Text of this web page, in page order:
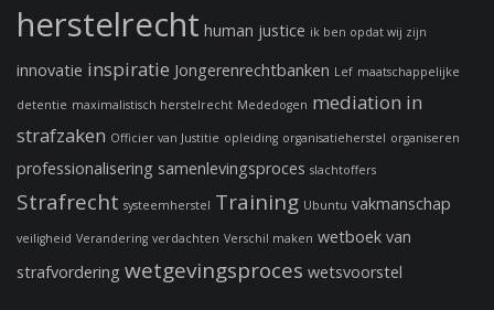
herstelrecht human justice ik ben opdat wij zijn
innovatie inspiratie Jongerenrechtbanken Lef maatschappelijke
detentie maximalistisch herstelrecht Mededogen mediation in
strafzaken Officier van Justitie opleiding organisatieherstel organiseren
professionalisering samenlevingsproces slachtoffers
Strafrecht systeemherstel Training Ubuntu vakmanschap
veiligheid Verandering verdachten Verschil maken wetboek van
strafvordering wetgevingsproces wetsvoorstel